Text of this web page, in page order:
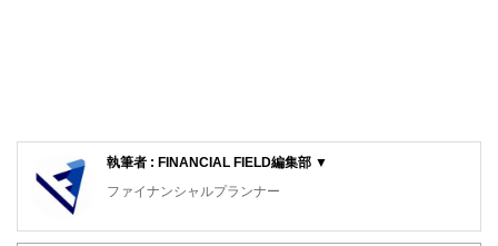
執筆者 : FINANCIAL FIELD編集部 ▼
ファイナンシャルプランナー
FinancialField編集部は、金融、経済に関する記事を、日々